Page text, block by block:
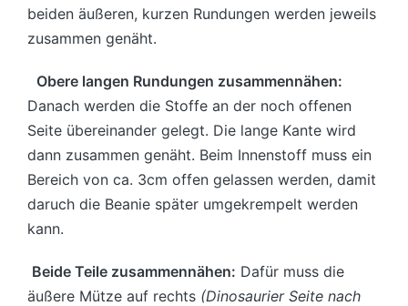
beiden äußeren, kurzen Rundungen werden jeweils
zusammen genäht.
Obere langen Rundungen zusammennähen:
Danach werden die Stoffe an der noch offenen
Seite übereinander gelegt. Die lange Kante wird
dann zusammen genäht. Beim Innenstoff muss ein
Bereich von ca. 3cm offen gelassen werden, damit
daruch die Beanie später umgekrempelt werden
kann.
Beide Teile zusammennähen: Dafür muss die
äußere Mütze auf rechts (Dinosaurier Seite nach